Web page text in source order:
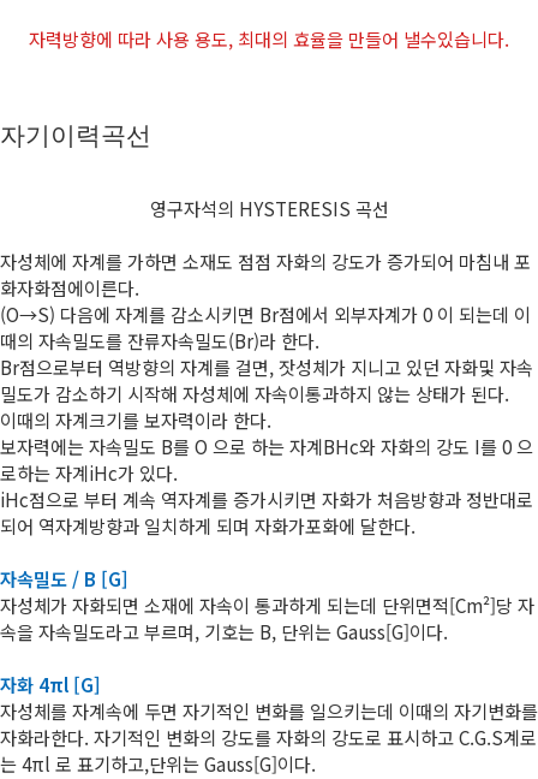
자력방향에 따라 사용 용도, 최대의 효율을 만들어 낼수있습니다.
자기이력곡선
영구자석의 HYSTERESIS 곡선
자성체에 자계를 가하면 소재도 점점 자화의 강도가 증가되어 마침내 포
화자화점에이른다.
(O→S) 다음에 자계를 감소시키면 Br점에서 외부자계가 0 이 되는데 이
때의 자속밀도를 잔류자속밀도(Br)라 한다.
Br점으로부터 역방향의 자계를 걸면, 잣성체가 지니고 있던 자화및 자속
밀도가 감소하기 시작해 자성체에 자속이통과하지 않는 상태가 된다.
이때의 자계크기를 보자력이라 한다.
보자력에는 자속밀도 B를 O 으로 하는 자계BHc와 자화의 강도 I를 0 으
로하는 자계iHc가 있다.
iHc점으로 부터 계속 역자계를 증가시키면 자화가 처음방향과 정반대로
되어 역자계방향과 일치하게 되며 자화가포화에 달한다.
자속밀도 / B [G]
자성체가 자화되면 소재에 자속이 통과하게 되는데 단위면적[Cm²]당 자
속을 자속밀도라고 부르며, 기호는 B, 단위는 Gauss[G]이다.
자화 4πl [G]
자성체를 자계속에 두면 자기적인 변화를 일으키는데 이때의 자기변화를
자화라한다. 자기적인 변화의 강도를 자화의 강도로 표시하고 C.G.S계로
는 4πl 로 표기하고,단위는 Gauss[G]이다.